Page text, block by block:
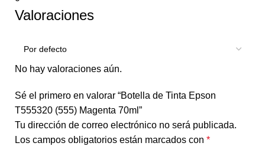
Valoraciones
No hay valoraciones aún.
Sé el primero en valorar “Botella de Tinta Epson
T555320 (555) Magenta 70ml”
Tu dirección de correo electrónico no será publicada.
Los campos obligatorios están marcados con *